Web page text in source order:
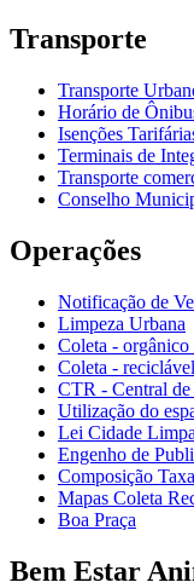
Transporte
Transporte
Horário de
Isenções
Terminais de
Transporte
Conselho
Operações
Notificação de
Limpeza Urbana
Coleta - orgânico
Coleta - reciclável
CTR - Central de
Utilização do
Lei Cidade Limpa
Engenho de
Composição
Mapas Coleta
Boa Praça
Bem Estar